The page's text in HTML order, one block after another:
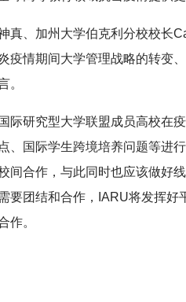
真、加州大学伯克利分校校长
疫情期间大学管理战略的转变
。
际研究型大学联盟成员高校在
、国际学生跨境培养问题等进
间合作，与此同时也应该做好
要团结和合作，IARU将发挥
作。